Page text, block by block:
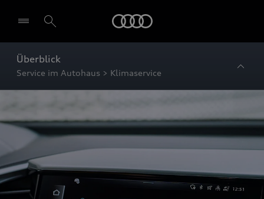
Überblick
Service im Autohaus > Klimaservice